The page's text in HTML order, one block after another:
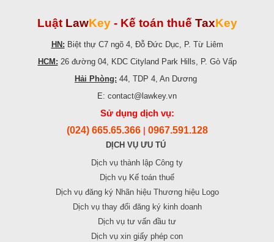
Luật LawKey - Kế toán thuế TaxKey
HN: Biệt thự C7 ngõ 4, Đỗ Đức Dục, P. Từ Liêm
HCM: 26 đường 04, KDC Cityland Park Hills, P. Gò Vấp
Hải Phòng: 44, TDP 4, An Dương
E: contact@lawkey.vn
Sử dụng dịch vụ:
(024) 665.65.366 0967.591.128
DỊCH VỤ ƯU TÚ
Dịch vụ thành lập Công ty
Dịch vụ Kế toán thuế
Dịch vụ đăng ký Nhãn hiệu Thương hiệu Logo
Dịch vụ thay đổi đăng ký kinh doanh
Dịch vụ tư vấn đầu tư
Dịch vụ xin giấy phép con